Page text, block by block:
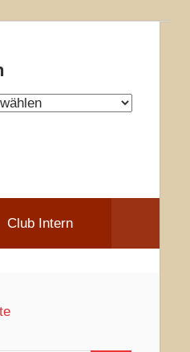
Club Intern